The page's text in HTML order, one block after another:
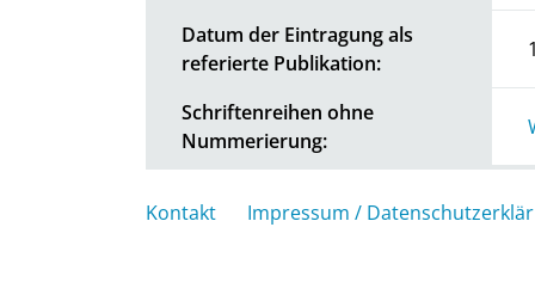
Datum der Eintragung als
referierte Publikation:
Schriftenreihen ohne
Nummerierung:
Kontakt Impressum /